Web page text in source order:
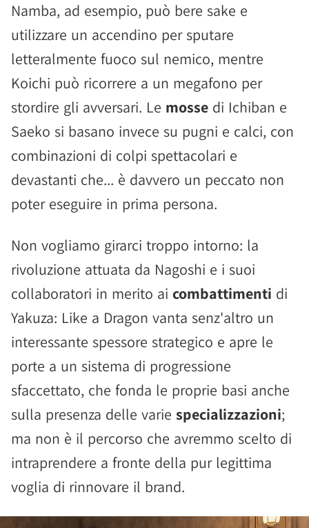
Namba, ad esempio, può bere sake e
utilizzare un accendino per sputare
letteralmente fuoco sul nemico, mentre
Koichi può ricorrere a un megafono per
stordire gli avversari. Le mosse di Ichiban e
Saeko si basano invece su pugni e calci, con
combinazioni di colpi spettacolari e
devastanti che... è davvero un peccato non
poter eseguire in prima persona.
Non vogliamo girarci troppo intorno: la
rivoluzione attuata da Nagoshi e i suoi
collaboratori in merito ai combattimenti di
Yakuza: Like a Dragon vanta senz'altro un
interessante spessore strategico e apre le
porte a un sistema di progressione
sfaccettato, che fonda le proprie basi anche
sulla presenza delle varie specializzazioni;
ma non è il percorso che avremmo scelto di
intraprendere a fronte della pur legittima
voglia di rinnovare il brand.